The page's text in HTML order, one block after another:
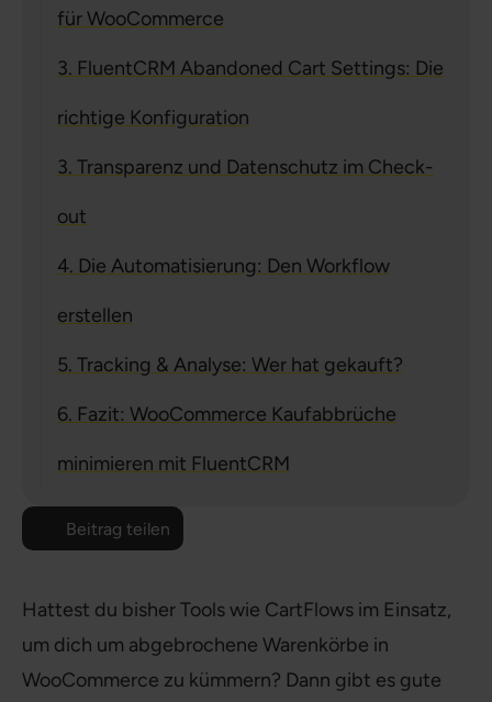
Beitrag teilen
Hattest du bisher Tools wie CartFlows im Einsatz,
um dich um abgebrochene Warenkörbe in
WooCommerce zu kümmern? Dann gibt es gute
für WooCommerce
3. FluentCRM Abandoned Cart Settings: Die
richtige Konfiguration
3. Transparenz und Datenschutz im Check-
out
4. Die Automatisierung: Den Workflow
erstellen
5. Tracking & Analyse: Wer hat gekauft?
6. Fazit: WooCommerce Kaufabbrüche
minimieren mit FluentCRM